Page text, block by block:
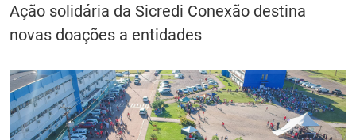
Ação solidária da Sicredi Conexão destina
novas doações a entidades